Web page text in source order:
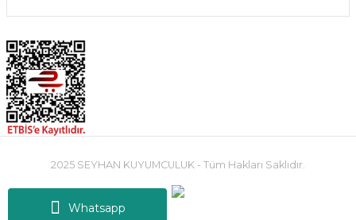
Whatsapp
2025 SEYHAN KUYUMCULUK - Tüm Hakları Saklıdır.